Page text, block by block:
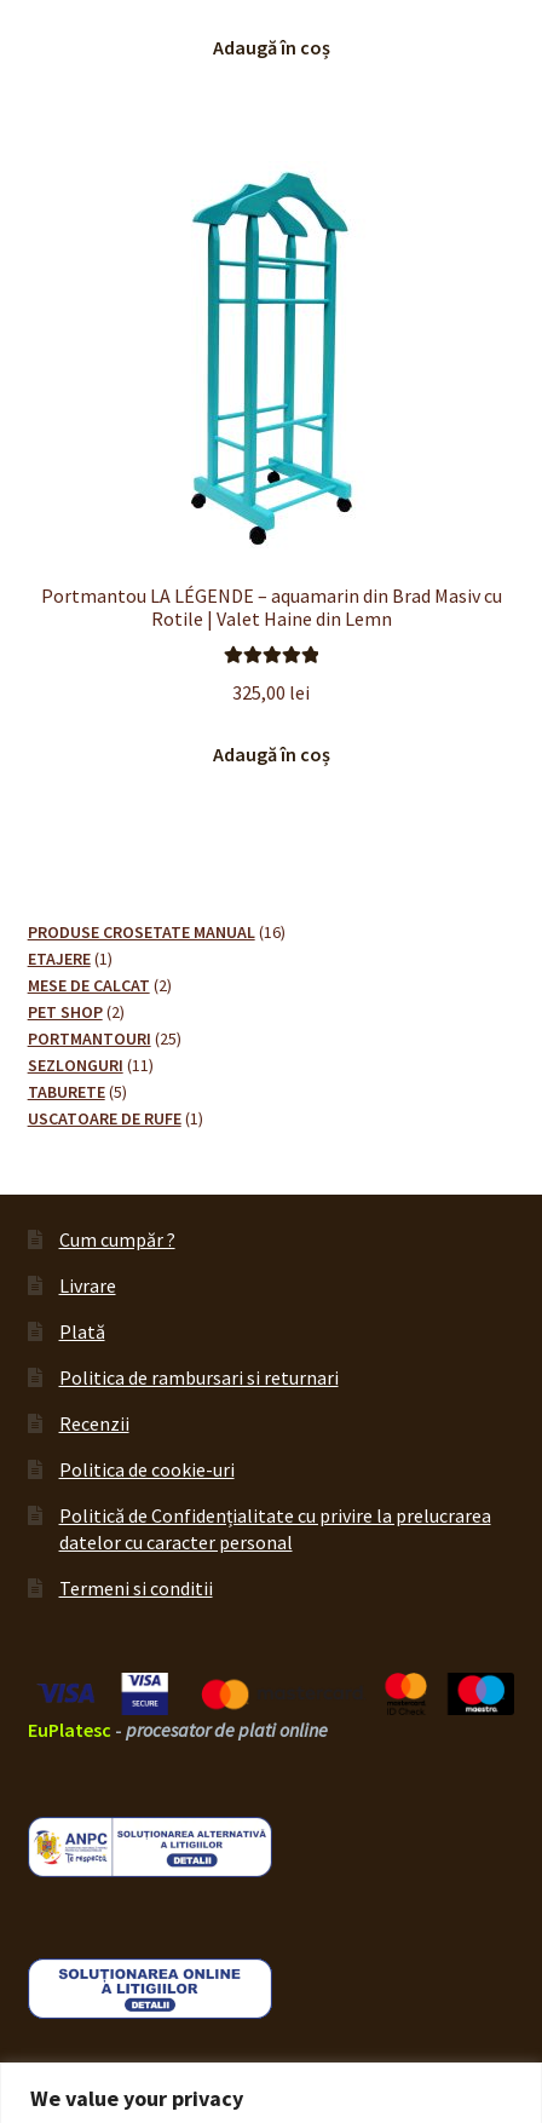
We value your privacy
a
Adaugă în coș
Portmantou LA LÉGENDE – aquamarin din Brad Masiv cu
Rotile | Valet Haine din Lemn
5.00
325,00 lei
Adaugă în coș
PRODUSE CROSETATE MANUAL 1616
ETAJERE 11
produs
MESE DE CALCAT 22
PET SHOP 22
produse
PORTMANTOURI 2525
SEZLONGURI 1111
TABURETE 55
produse
USCATOARE DE RUFE 11
Cum cumpăr ?
Livrare
Plată
Politica de rambursari si returnari
Recenzii
Politica de cookie-uri
Politică de Confidențialitate cu privire la prelucrarea
datelor cu caracter personal
Termeni si conditii
EuPlatesc - procesator de plati online